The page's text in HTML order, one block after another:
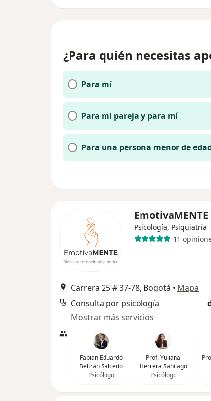
¿Para quién necesitas
Para mí
Para mi pareja y para mí
Para una persona menor de
EmotivaMENTE
Psicología, Psiquiatría
11
Carrera 25 # 37-78, Bogotá • Mapa
Consulta por psicología
Mostrar más servicios
Fabian Eduardo
Beltran Salcedo
Psicólogo
Prof. Yuliana
Herrera Santiago
Psicólogo